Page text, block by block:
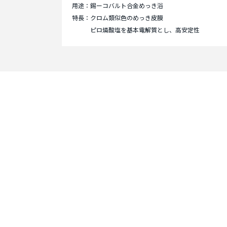
用途：錫ーコバルト合金めっき浴
特長：クロム類似色のめっき皮膜
ピロ燐酸塩を基本電解質とし、高安定性